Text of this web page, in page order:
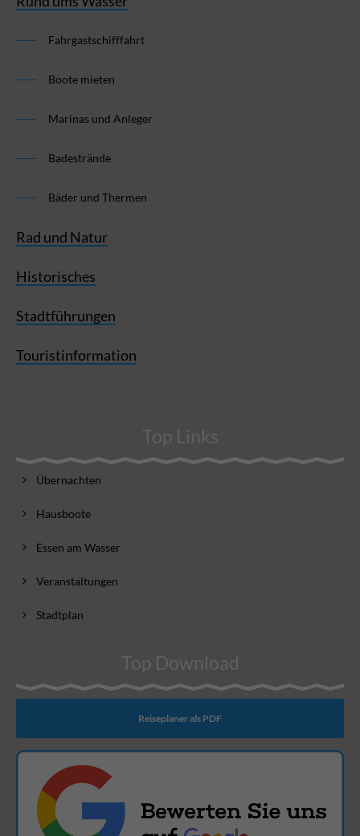
Fahrgastschifffahrt
Boote mieten
Marinas und Anleger
Badestrände
Bäder und Thermen
Rad und Natur
Historisches
Stadtführungen
Touristinformation
Top Links
Übernachten
Hausboote
Essen am Wasser
Veranstaltungen
Stadtplan
Top Download
Reiseplaner als PDF